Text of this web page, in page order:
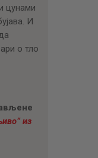
цунами
И
о тло
из